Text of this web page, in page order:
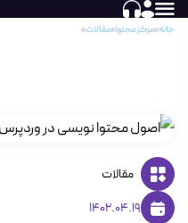
خانه مرکز محتوا مقالات
مقالات
1402.04.19